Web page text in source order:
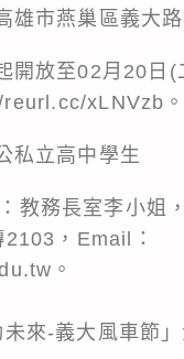
雄市燕巢區義大路
開放至02月20日(
xLNVzb。
私立高中學生
教務長室李小姐
，Email：
。
未來-義大風車節